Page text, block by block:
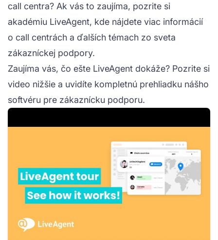
call centra? Ak vás to zaujíma, pozrite si
akadémiu LiveAgent, kde nájdete viac informácií
o call centrách a ďalších témach zo sveta
zákazníckej podpory.
Zaujíma vás, čo ešte LiveAgent dokáže? Pozrite si
video nižšie a uvidíte kompletnú prehliadku nášho
softvéru pre zákaznícku podporu.